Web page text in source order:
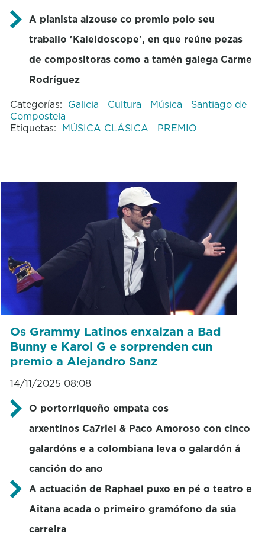
A pianista alzouse co premio polo seu
traballo 'Kaleidoscope', en que reúne pezas
de compositoras como a tamén galega Carme
Rodríguez
Categorías: Galicia Cultura Música
Santiago de
Compostela
Etiquetas: MÚSICA CLÁSICA PREMIO
Os Grammy Latinos enxalzan a Bad
Bunny e Karol G e sorprenden cun
premio a Alejandro Sanz
14/11/2025 08:08
O portorriqueño empata cos
arxentinos Ca7riel & Paco Amoroso con cinco
galardóns e a colombiana leva o galardón á
canción do ano
A actuación de Raphael puxo en pé o teatro e
Aitana acada o primeiro gramófono da súa
carreira